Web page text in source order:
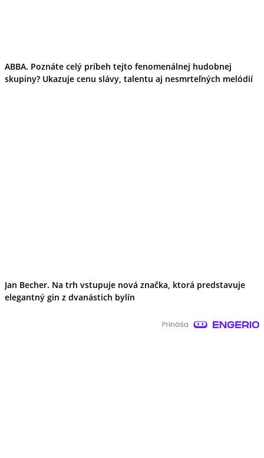
ABBA. Poznáte celý príbeh tejto fenomenálnej hudobnej
skupiny? Ukazuje cenu slávy, talentu aj nesmrteľných melódií
Jan Becher. Na trh vstupuje nová značka, ktorá predstavuje
elegantný gin z dvanástich bylín